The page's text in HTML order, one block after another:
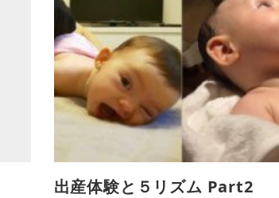
出産体験と５リズム Part2